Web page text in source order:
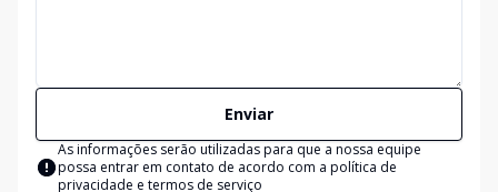
Enviar
As informações serão utilizadas para que a nossa equipe
possa entrar em contato de acordo com a política de
privacidade e termos de serviço